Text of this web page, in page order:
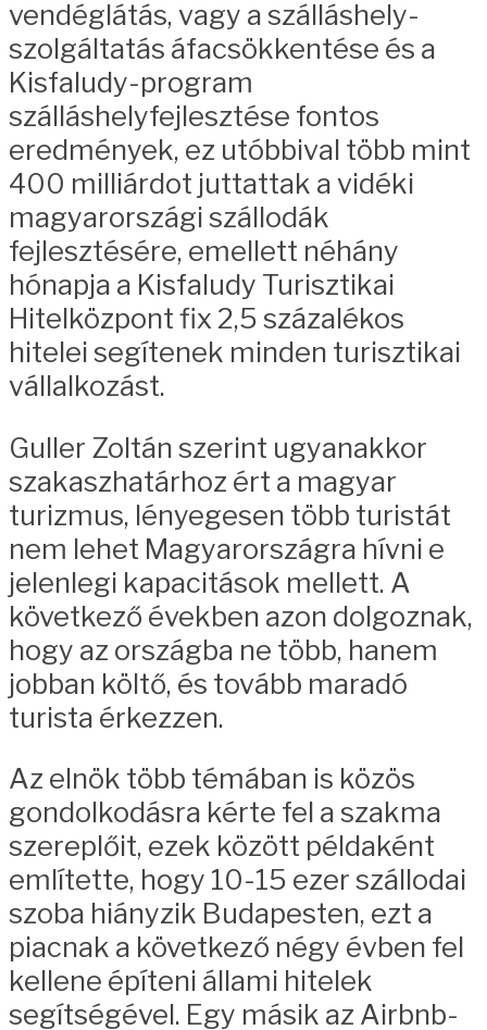
vendéglátás, vagy a szálláshely-
szolgáltatás áfacsökkentése és a
Kisfaludy-program
szálláshelyfejlesztése fontos
eredmények, ez utóbbival több mint
400 milliárdot juttattak a vidéki
magyarországi szállodák
fejlesztésére, emellett néhány
hónapja a Kisfaludy Turisztikai
Hitelközpont fix 2,5 százalékos
hitelei segítenek minden turisztikai
vállalkozást.
Guller Zoltán szerint ugyanakkor
szakaszhatárhoz ért a magyar
turizmus, lényegesen több turistát
nem lehet Magyarországra hívni e
jelenlegi kapacitások mellett. A
következő években azon dolgoznak,
hogy az országba ne több, hanem
jobban költő, és tovább maradó
turista érkezzen.
Az elnök több témában is közös
gondolkodásra kérte fel a szakma
szereplőit, ezek között példaként
említette, hogy 10-15 ezer szállodai
szoba hiányzik Budapesten, ezt a
piacnak a következő négy évben fel
kellene építeni állami hitelek
segítségével. Egy másik az Airbnb-